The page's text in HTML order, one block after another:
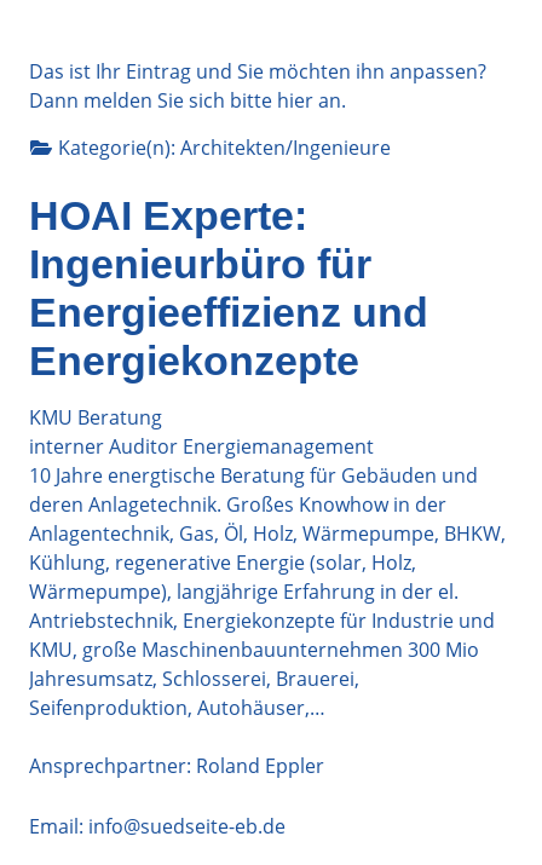
Das ist Ihr Eintrag und Sie möchten ihn anpassen?
Dann melden Sie sich bitte hieran.
Kategorie(n): Architekten/Ingenieure
HOAI Experte:
Ingenieurbüro für
Energieeffizienz und
Energiekonzepte
KMU Beratung
interner Auditor Energiemanagement
10 Jahre energtische Beratung für Gebäuden und
deren Anlagetechnik. Großes Knowhow in der
Anlagentechnik, Gas, Öl, Holz, Wärmepumpe, BHKW,
Kühlung, regenerative Energie (solar, Holz,
Wärmepumpe), langjährige Erfahrung in der el.
Antriebstechnik, Energiekonzepte für Industrie und
KMU, große Maschinenbauunternehmen 300 Mio
Jahresumsatz, Schlosserei, Brauerei,
Seifenproduktion, Autohäuser,…
Ansprechpartner: Roland Eppler
Email: info@suedseite-eb.de